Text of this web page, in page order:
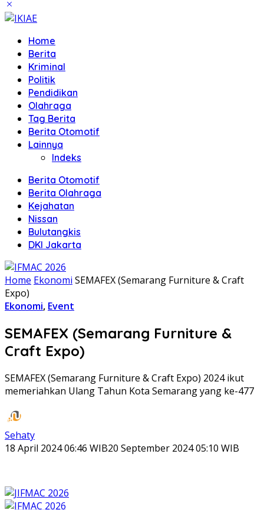
Home
Berita
Kriminal
Politik
Pendidikan
Olahraga
Tag Berita
Berita Otomotif
Lainnya
Indeks
Berita Otomotif
Berita Olahraga
Kejahatan
Nissan
Bulutangkis
DKI Jakarta
Home Ekonomi SEMAFEX (Semarang Furniture & Craft
Expo)
Ekonomi, Event
SEMAFEX (Semarang Furniture &
Craft Expo)
SEMAFEX (Semarang Furniture & Craft Expo) 2024 ikut
memeriahkan Ulang Tahun Kota Semarang yang ke-477
Sehaty
18 April 2024 06:46 WIB20 September 2024 05:10 WIB